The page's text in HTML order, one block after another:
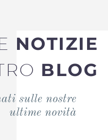
NOTIZIE
BLOG
sulle nostre
ultime novità